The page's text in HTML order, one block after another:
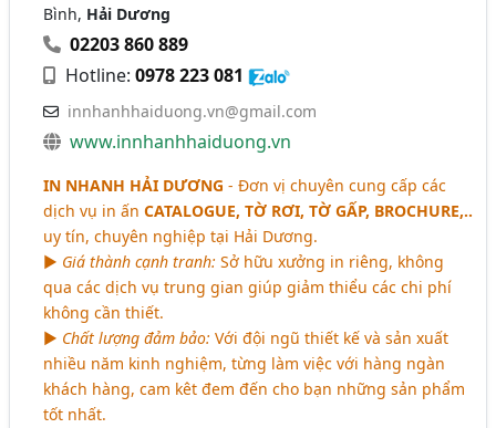
Bình, Hải Dương
02203 860 889
Hotline:0978 223 081
innhanhhaiduong.vn@gmail.com
www.innhanhhaiduong.vn
IN NHANH HẢI DƯƠNG - Đơn vị chuyên cung cấp các
dịch vụ in ấnCATALOGUE, TỜ RƠI, TỜ GẤP, BROCHURE,..
uy tín, chuyên nghiệp tại Hải Dương.
► Giá thành cạnh tranh: Sở hữu xưởng in riêng, không
qua các dịch vụ trung gian giúp giảm thiểu các chi phí
không cần thiết.
► Chất lượng đảm bảo:Với đội ngũ thiết kế và sản xuất
nhiều năm kinh nghiệm, từng làm việc với hàng ngàn
khách hàng, cam kêt đem đến cho bạn những sản phẩm
tốt nhất.